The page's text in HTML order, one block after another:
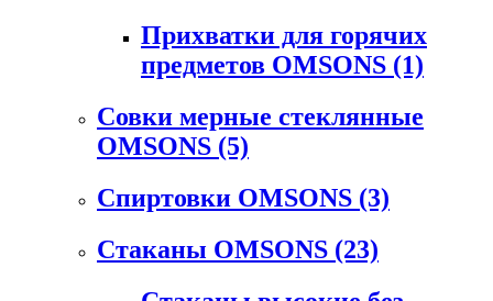
Прихватки для горячих
предметов OMSONS (1)
Совки мерные стеклянные
OMSONS (5)
Спиртовки OMSONS (3)
Стаканы OMSONS (23)